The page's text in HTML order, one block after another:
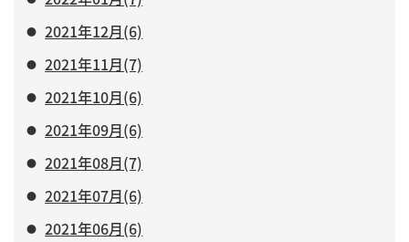
2021年12月(6)
2021年11月(7)
2021年10月(6)
2021年09月(6)
2021年08月(7)
2021年07月(6)
2021年06月(6)